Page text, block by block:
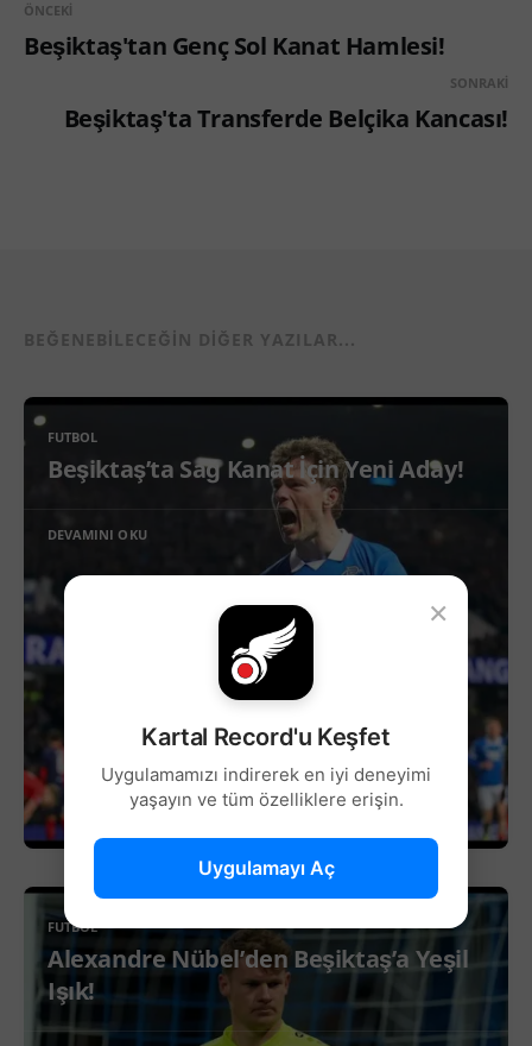
ÖNCEKI
Beşiktaş'tan Genç Sol Kanat Hamlesi!
SONRAKI
Beşiktaş'ta Transferde Belçika Kancası!
BEĞENEBILECEĞIN DIĞER YAZILAR...
FUTBOL
Beşiktaş’ta Sağ Kanat İçin Yeni Aday!
DEVAMINI OKU
FUTBOL
Alexandre Nübel’den Beşiktaş’a Yeşil
Işık!
×
Kartal Record'u Keşfet
Uygulamamızı indirerek en iyi deneyimi
yaşayın ve tüm özelliklere erişin.
Uygulamayı Aç